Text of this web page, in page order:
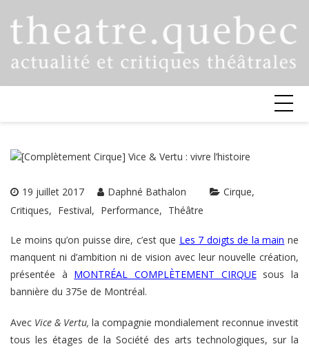
19 juillet 2017 Daphné Bathalon
Cirque
Critiques
Festival Performance Théâtre
Le moins qu’on puisse dire, c’est que Les 7 doigts de la main ne
manquent ni d’ambition ni de vision avec leur nouvelle création,
présentée à MONTRÉAL COMPLÈTEMENT CIRQUEsous la
bannière du 375e de Montréal.
Avec Vice & Vertu, la compagnie mondialement reconnue investit
tous les étages de la Société des arts technologiques, sur la